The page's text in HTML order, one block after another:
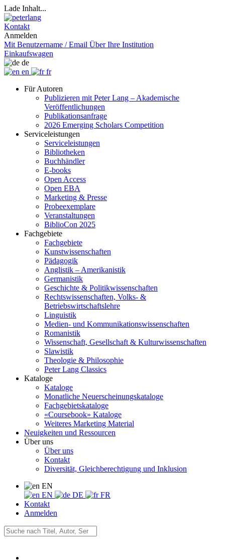
Lade Inhalt...
Kontakt
Anmelden
Mit Benutzername / Email Über Ihre Institution
Einkaufswagen
de
en
fr
Für Autoren
Publizieren mit Peter Lang – Akademische
Veröffentlichungen
Publikationsanfrage
2026 Emerging Scholars Competition
Serviceleistungen
Serviceleistungen
Bibliotheken
Buchhändler
E-books
Open Access
Open EBA
Marketing & Presse
Probeexemplare
Veranstaltungen
BiblioCon 2025
Fachgebiete
Fachgebiete
Kunstwissenschaften
Pädagogik
Anglistik – Amerikanistik
Germanistik
Geschichte & Politikwissenschaften
Rechtswissenschaften, Volks- &
Betriebswirtschaftslehre
Linguistik
Medien- und Kommunikationswissenschaften
Romanistik
Wissenschaft, Gesellschaft & Kulturwissenschaften
Slawistik
Theologie & Philosophie
Peter Lang Classics
Kataloge
Kataloge
Monatliche Neuerscheinungskataloge
Fachgebietskataloge
«Coursebook» Kataloge
Weiteres Marketing Material
Neuigkeiten und Ressourcen
Über uns
Über uns
Kontakt
Diversität, Gleichberechtigung und Inklusion
EN
EN
DE
FR
Kontakt
Anmelden